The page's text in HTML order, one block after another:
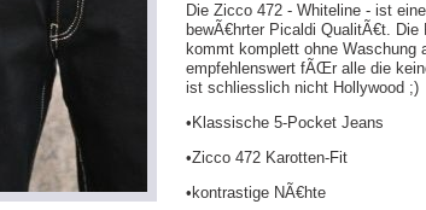
Die Zicco 472 - Whiteline - ist
bewÃ€hrter Picaldi QualitÃ€t.
kommt komplett ohne Waschung
empfehlenswert fÃŒr alle die
ist schliesslich nicht Hollywood ;)
•Klassische 5-Pocket Jeans
•Zicco 472 Karotten-Fit
•kontrastige NÃ€hte